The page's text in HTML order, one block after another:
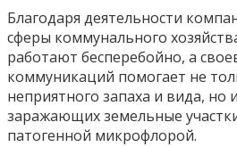
Благодаря деятельности
сферы коммунального
работают бесперебойно, а
коммуникаций помогает не
неприятного запаха и вида, но
заражающих земельные
патогенной микрофлорой.